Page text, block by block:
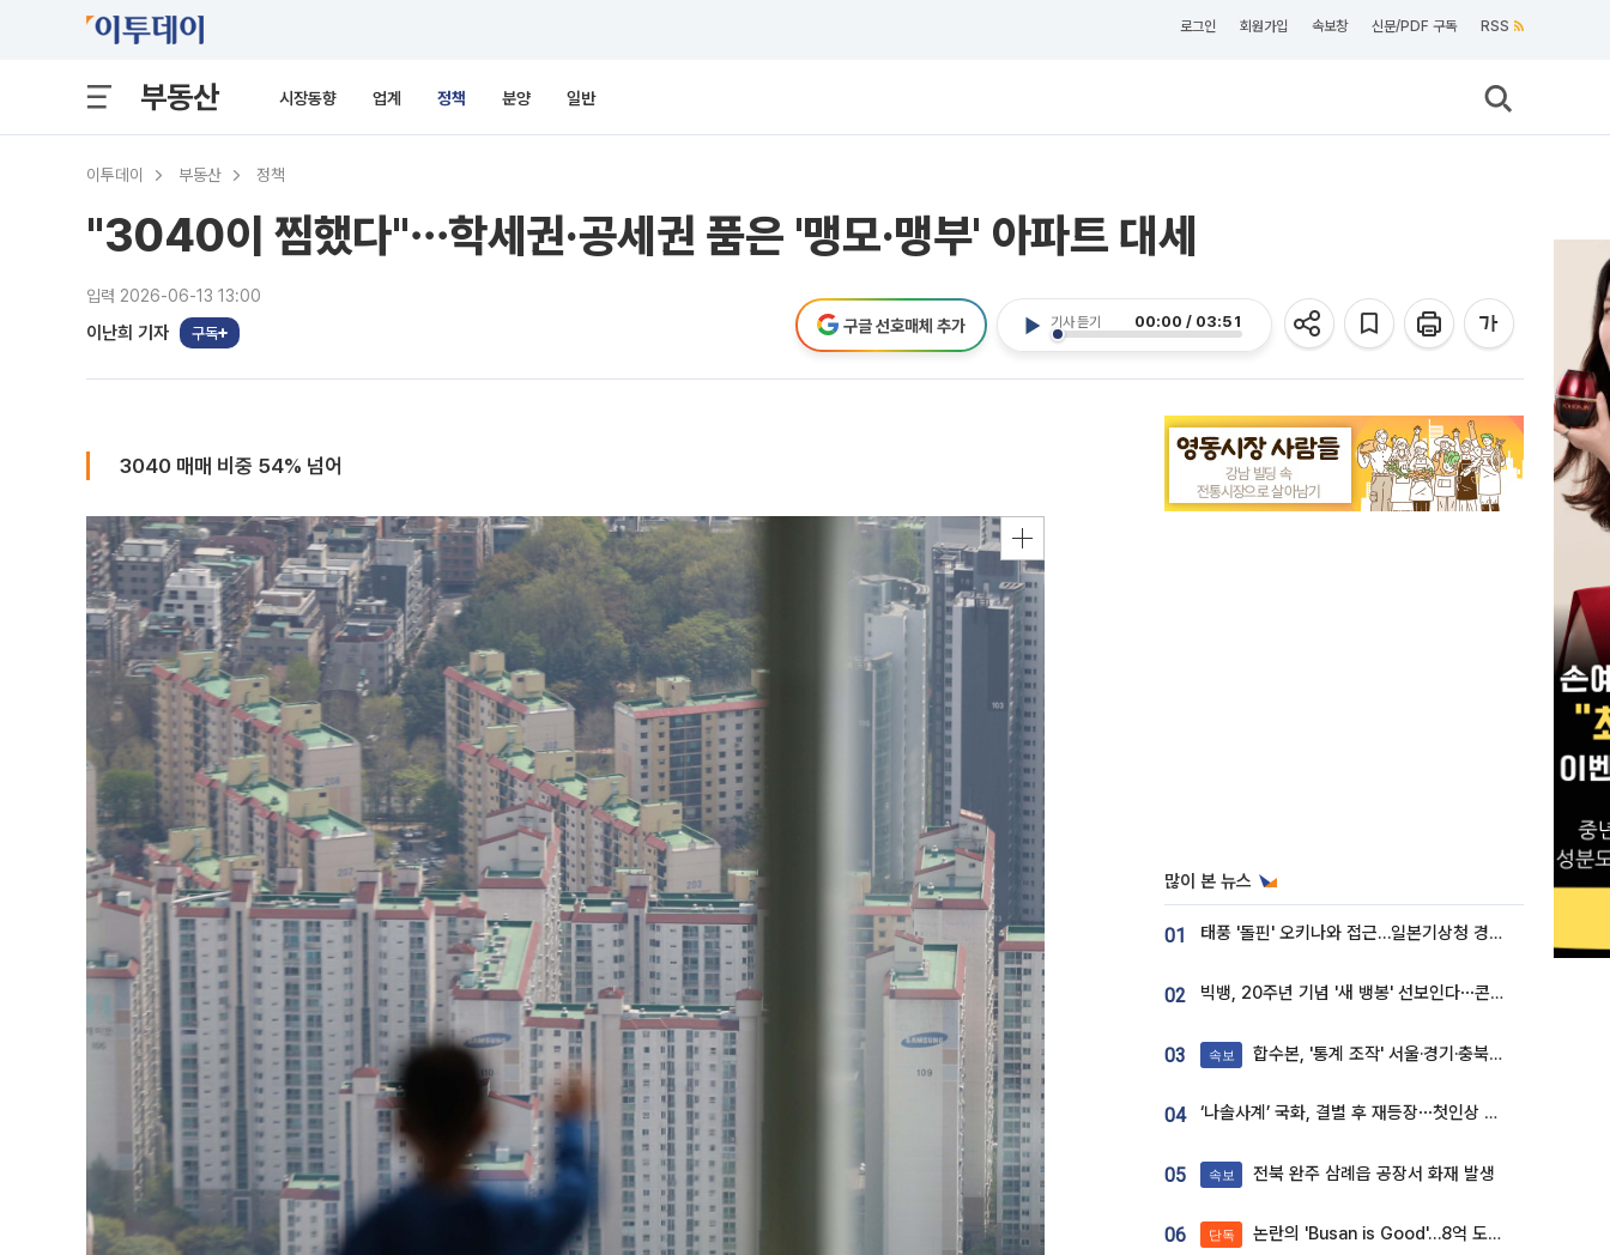
로그인 회원가입 속보창 신문/PDF 구독 RSS
부동산 시장동향 업계 정책 분양 일반
이투데이 부동산 정책
"3040이 찜했다"⋯학세권·공세권 품은 '맹모·맹부' 아파트 대세
입력 2026-06-13 13:00
이난희 기자 구독
기사 듣기 00:00 / 03:51
구글 선호매체 추가
3040 매매 비중 54% 넘어
많이 본 뉴스
01 태풍 '돌핀' 오키나와 접근…일본기상청 경로 업데이트
02 빅뱅, 20주년 기념 '새 뱅봉' 선보인다⋯콘서트 앞두고 팝업 개최
03 속보 합수본, '통계 조작' 서울·경기·충북 선관위 등 추가 압수수색
04 ‘나솔사계’ 국화, 결별 후 재등장⋯첫인상 투표 휩쓸고 ‘인기녀’ 등극
05 속보 전북 완주 삼례읍 공장서 화재 발생
06 단독 논란의 'Busan is Good'…8억 도시브랜드, 용산 대통령실 CI 업체가 수행